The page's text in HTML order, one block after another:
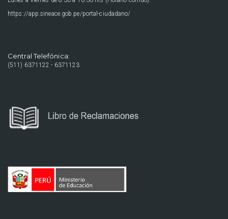
https://app.sineace.gob.pe/portal-ciudadano/
Central Telefónica:
(511) 6371122 - 6371123